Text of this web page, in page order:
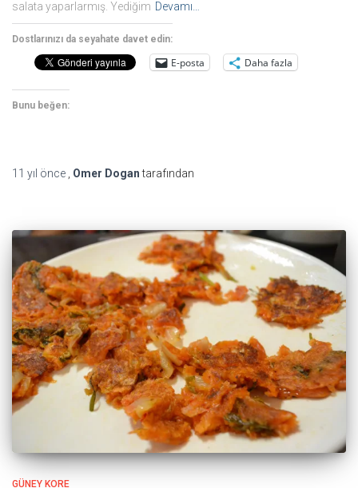
salata yaparlarmış. Yediğim Devamı…
Dostlarınızı da seyahate davet edin:
E-posta Daha fazla
Bunu beğen:
11 yıl önce , Omer Dogantarafından
GÜNEY KORE